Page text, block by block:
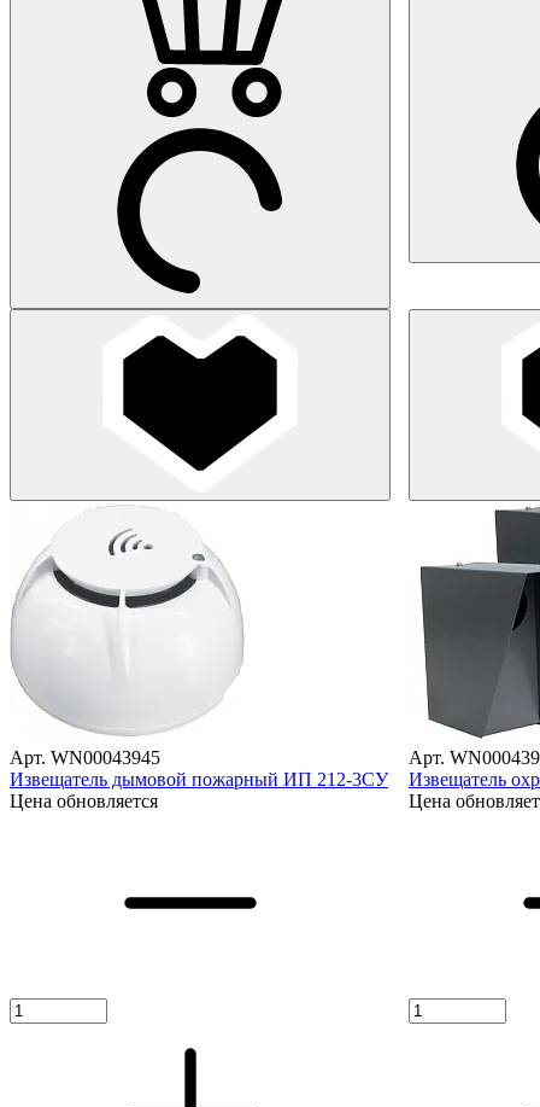
Арт. WN00043945
Извещатель дымовой пожарный ИП 212-3СУ
Цена обновляется
Арт.
Извещатель
Цена